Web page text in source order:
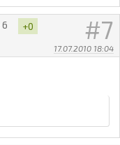
7
17.07.2010 18:04
6 +0